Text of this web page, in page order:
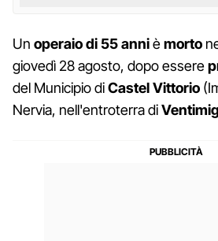
Un operaio di 55 annièmorto
giovedì 28 agosto, dopo essere
del Municipio diCastel Vittorio
Nervia, nell'entroterra di